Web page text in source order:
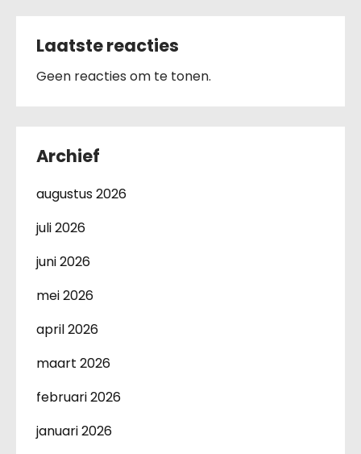
Laatste reacties
Geen reacties om te tonen.
Archief
augustus 2026
juli 2026
juni 2026
mei 2026
april 2026
maart 2026
februari 2026
januari 2026